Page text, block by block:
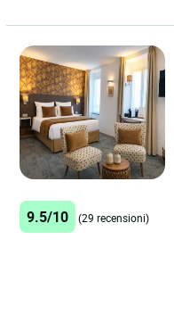
9.5/10 (29 recensioni)